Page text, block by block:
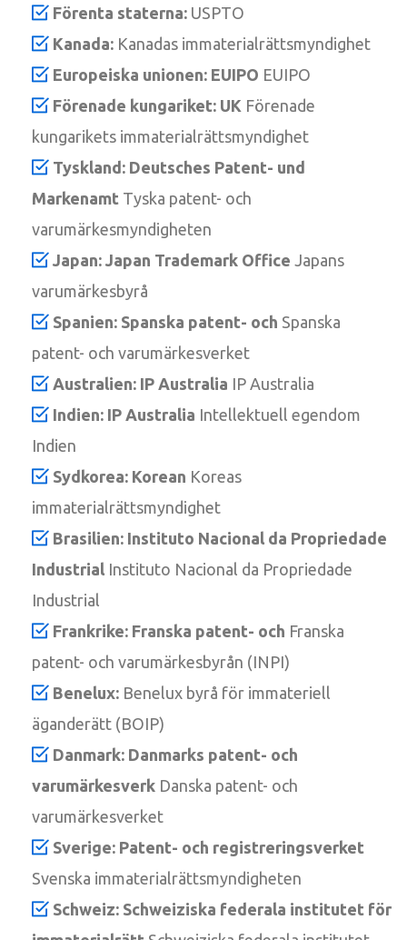
Förenta staterna: USPTO
Kanada: Kanadas immaterialrättsmyndighet
Europeiska unionen: EUIPO EUIPO
Förenade kungariket: UK Förenade
kungarikets immaterialrättsmyndighet
Tyskland: Deutsches Patent- und
Markenamt Tyska patent- och
varumärkesmyndigheten
Japan: Japan Trademark Office Japans
varumärkesbyrå
Spanien: Spanska patent- och Spanska
patent- och varumärkesverket
Australien: IP Australia IP Australia
Indien: IP Australia Intellektuell egendom
Indien
Sydkorea: Korean Koreas
immaterialrättsmyndighet
Brasilien: Instituto Nacional da Propriedade
Industrial Instituto Nacional da Propriedade
Industrial
Frankrike: Franska patent- och Franska
patent- och varumärkesbyrån (INPI)
Benelux: Benelux byrå för immateriell
äganderätt (BOIP)
Danmark: Danmarks patent- och
varumärkesverk Danska patent- och
varumärkesverket
Sverige: Patent- och registreringsverket
Svenska immaterialrättsmyndigheten
Schweiz: Schweiziska federala institutet för